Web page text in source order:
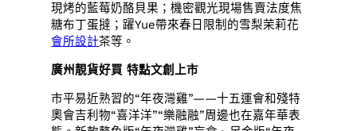
現烤的藍莓奶酪貝果；機密觀光現場售賣法度焦
糖布丁蛋撻；躍Yue帶來春日限制的雪梨茉莉花
會所設計茶等。
廣州靚貨好買 特點文創上市
市平易近熟習的“年夜灣雞”——十五運會和殘特
奧會吉利物“喜洋洋”“樂融融”周邊也在嘉年華表